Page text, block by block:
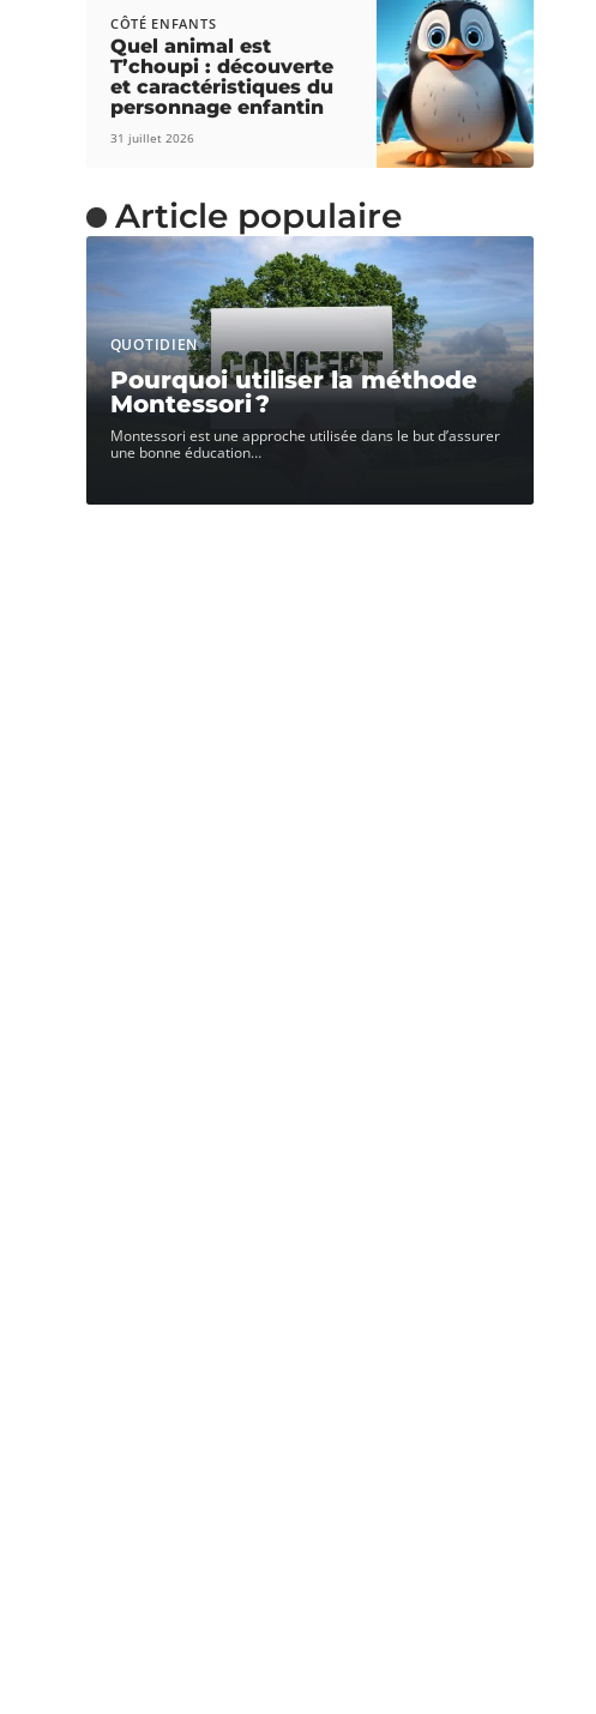
CÔTÉ ENFANTS
Quel animal est
T’choupi : découverte
et caractéristiques du
personnage enfantin
31 juillet 2026
Article populaire
QUOTIDIEN
Pourquoi utiliser la méthode
Montessori ?
Montessori est une approche utilisée dans le but d’assurer
une bonne éducation…